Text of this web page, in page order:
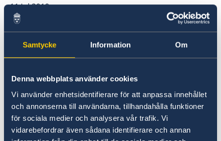
Samtycke Information Om
Denna webbplats använder cookies
Vi använder enhetsidentifierare för att anpassa innehållet
och annonserna till användarna, tillhandahålla funktioner
för sociala medier och analysera vår trafik. Vi
vidarebefordrar även sådana identifierare och annan
11 Jul 2019
OSCE Informal Ministerial Gathering
07 Sep 2018
Sweden takes over the chairmanship
of the OSCE Forum for Security Co-
operation
23 May 2018